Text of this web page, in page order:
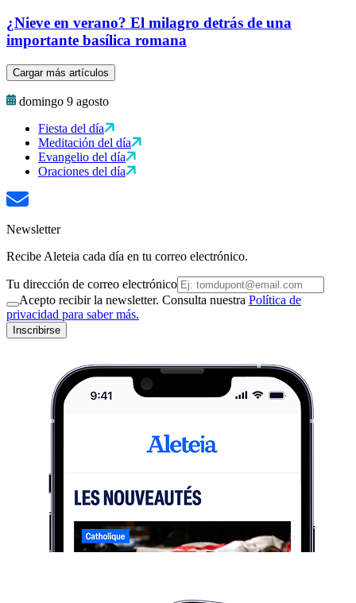
¿Nieve en verano? El milagro detrás de una
importante basílica romana
Cargar más artículos
domingo 9 agosto
Fiesta del día
Meditación del día
Evangelio del día
Oraciones del día
Newsletter
Recibe Aleteia cada día en tu correo electrónico.
Tu dirección de correo electrónico
Acepto recibir la newsletter. Consulta nuestra Política de
privacidad para saber más.
Inscribirse